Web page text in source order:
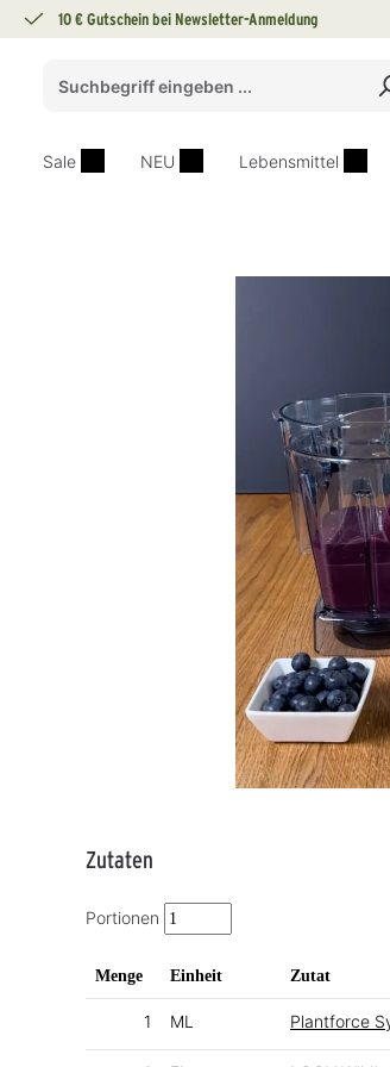
Zur Hauptnavigation springen
10 € Gutschein bei Newsletter-Anmeldung
Sale NEU Lebensmittel
Zutaten
Portionen
Menge Einheit Zutat
1 ML Plantforce